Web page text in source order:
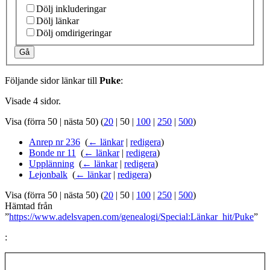
Dölj inkluderingar
Dölj länkar
Dölj omdirigeringar
Gå
Följande sidor länkar till Puke:
Visade 4 sidor.
Visa (förra 50 | nästa 50) (20 | 50 | 100 | 250 | 500)
Anrep nr 236 (← länkar| redigera)
Bonde nr 11 (← länkar| redigera)
Upplänning (← länkar| redigera)
Lejonbalk (← länkar| redigera)
Visa (förra 50 | nästa 50) (20 | 50 | 100 | 250 | 500)
Hämtad från
”https://www.adelsvapen.com/genealogi/Special:Länkar_hit/Puke”
: